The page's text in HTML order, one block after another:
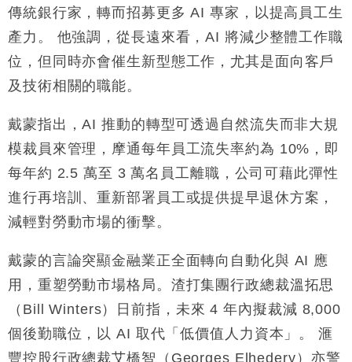
損失近6900萬元
16:05
財經｜日經失守6.5萬點後回穩 全周仍升近2%
粦接任
15:11
財經｜韓股反覆波動收跌 連挫7周創逾3年最長跌勢
13:44
財經｜內地7月美元計價出口增近24%勝預期 貿易順
差達1125億美元
12:44
財經｜日本春季三度入市撐日圓 4月單日斥6.28萬億
11:12
國際｜特朗普料美伊戰事快結束 承認部分彈藥庫存緊
張
15:59
財經｜SA售股自救後再出手 斥4億美元押注未上市公
司
傳統銀行家，轉而招募更多 AI 專家，以提高員工生
產力。 他強調，從長遠來看，AI 將減少整體工作職
位，但同時亦會催生新型態工作，尤其是面向客戶
及技術相關的職能。
戴蒙指出，AI 推動的轉型可透過自然流失而非大規
模裁員來管理，摩通每年員工流失率約為 10%，即
每年約 2.5 萬至 3 萬名員工離職，公司可藉此彈性
進行再培訓、重新部署員工或提供提早退休方案，
減輕對勞動市場的衝擊。
戴蒙的言論突顯金融業正全面轉向自動化與 AI 應
用，重塑勞動市場格局。渣打集團行政總裁溫拓思
（Bill Winters）日前指，未來 4 年內擬裁減 8,000
個後勤職位，以 AI 取代「低價值人力資本」。 滙
豐控股行政總裁艾橋智（Georges Elhedery）亦警